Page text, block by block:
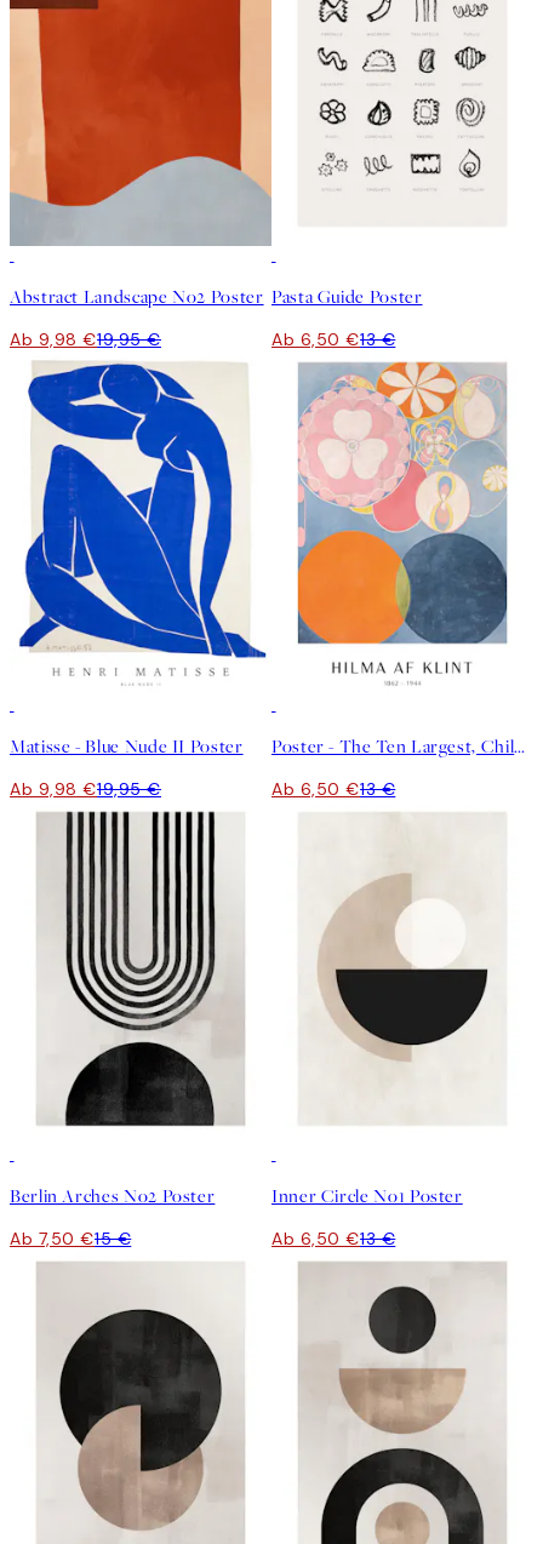
Abstract Landscape No2 Poster
Ab 9,98 €19,95 €
Pasta Guide Poster
Ab 6,50 €13 €
Matisse - Blue Nude II Poster
Ab 9,98 €19,95 €
Poster - The Ten Largest, Childhood, No.2 by Hilma af Klint
Ab 6,50 €13 €
Berlin Arches No2 Poster
Ab 7,50 €15 €
Inner Circle No1 Poster
Ab 6,50 €13 €